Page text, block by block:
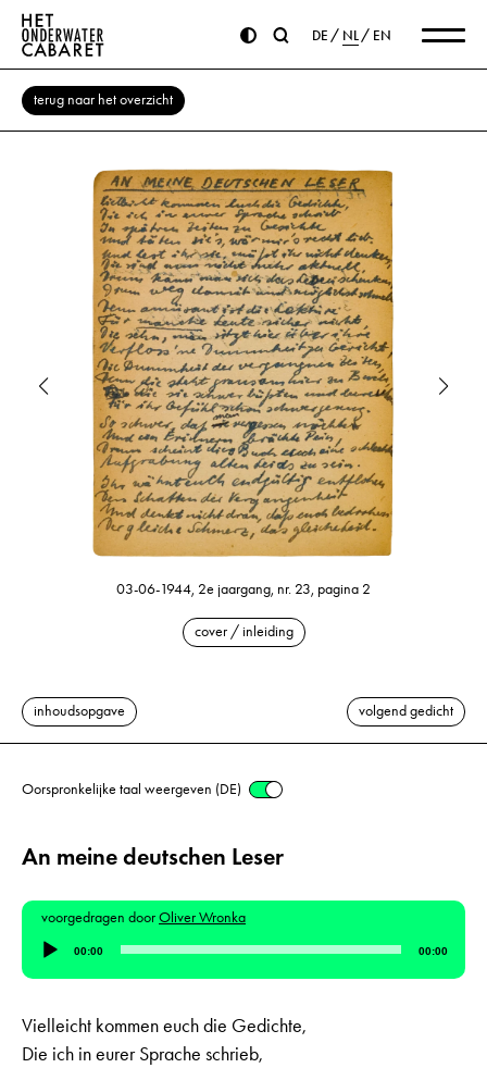
DE NL EN
terug naar het overzicht
03-06-1944, 2e jaargang, nr. 23, pagina 2
cover / inleiding
inhoudsopgave volgend gedicht
Oorspronkelijke taal weergeven (DE)
An meine deutschen Leser
voorgedragen doorOliver Wronka
Audiospeler
00:00 00:00
Vielleicht kommen euch die Gedichte,
Die ich in eurer Sprache schrieb,